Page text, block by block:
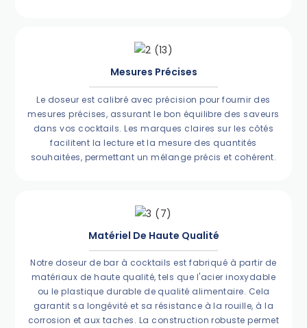
Mesures Précises
Le doseur est calibré avec précision pour fournir des
mesures précises, assurant le bon équilibre des saveurs
dans vos cocktails. Les marques claires sur les côtés
facilitent la lecture et la mesure des quantités
souhaitées, permettant un mélange précis et cohérent.
Matériel De Haute Qualité
Notre doseur de bar à cocktails est fabriqué à partir de
matériaux de haute qualité, tels que l'acier inoxydable
ou le plastique durable de qualité alimentaire. Cela
garantit sa longévité et sa résistance à la rouille, à la
corrosion et aux taches. La construction robuste permet